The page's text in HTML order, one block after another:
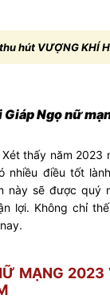
thu hút VƯỢNG KHÍ
Ngọ nữ
Xét thấy năm 2023
nhiều điều tốt
này sẽ được quý
lợi. Không chỉ
MẠNG 2023